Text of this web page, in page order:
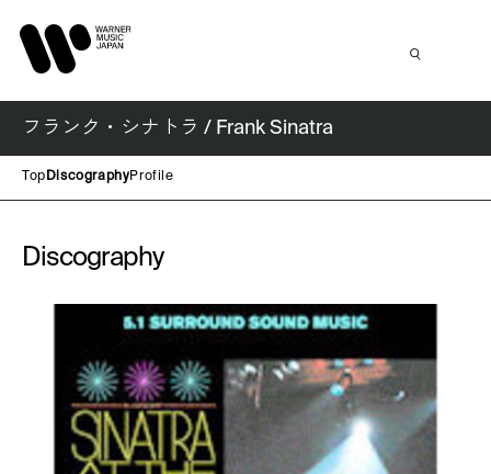
フランク・シナトラ / Frank Sinatra
Top DiscographyProfile
Discography